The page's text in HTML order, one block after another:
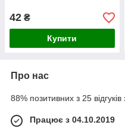
42 ₴
Купити
Про нас
88% позитивних з 25 відгуків
Працює з 04.10.2019